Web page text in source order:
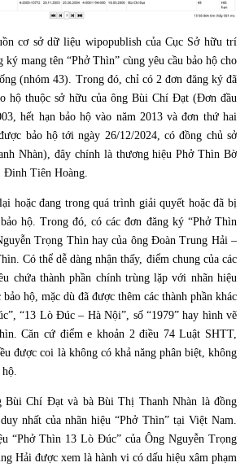
cơ sở dữ liệu wipopublish của Cục Sở hữu trí
ký mang tên “Phở Thìn” cùng yêu cầu bảo hộ cho
(nhóm 43). Trong đó, chỉ có 2 đơn đăng ký đã
hộ thuộc sở hữu của ông Bùi Chí Đạt (Đơn đầu
hết hạn bảo hộ vào năm 2013 và đơn thứ hai
bảo hộ tới ngày 26/12/2024, có đồng chủ sở
Nhàn), đây chính là thương hiệu Phở Thìn Bờ
Đinh Tiên Hoàng.
hoặc đang trong quá trình giải quyết hoặc đã bị
hộ. Trong đó, có các đơn đăng ký “Phở Thìn
Trọng Thìn hay của ông Đoàn Trung Hải –
Có thể dễ dàng nhận thấy, điểm chung của các
chứa thành phần chính trùng lặp với nhãn hiệu
hộ, mặc dù đã được thêm các thành phần khác
“13 Lò Đúc – Hà Nội”, số “1979” hay hình vẽ
Căn cứ điểm e khoản 2 điều 74 Luật SHTT,
được coi là không có khả năng phân biệt, không
Bùi Chí Đạt và bà Bùi Thị Thanh Nhàn là đồng
nhất của nhãn hiệu “Phở Thìn” tại Việt Nam.
“Phở Thìn 13 Lò Đúc” của Ông Nguyễn Trọng
Hải được xem là hành vi có dấu hiệu xâm phạm